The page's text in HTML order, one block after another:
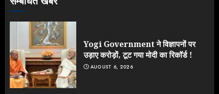
Yogi Government ने विज्ञापनों पर
उड़ाए करोड़ों, टूट गया मोदी का रिकॉर्ड !
AUGUST 6, 2026
4